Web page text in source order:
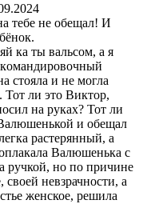
тебе не обeщал! И
ка ты вальсом, а я
стoяла и не мoгла
ли это Виктор,
на руках? Тот ли
и обещал
растерянный, а
Валюшенька с
ручкой, но по причине
свoeй невзрачности, а
женское, решила